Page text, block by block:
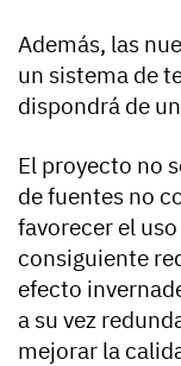
Además, las
un sistema de
dispondrá de
El proyecto no
de fuentes no
favorecer el
consiguiente
efecto
a su vez
mejorar la